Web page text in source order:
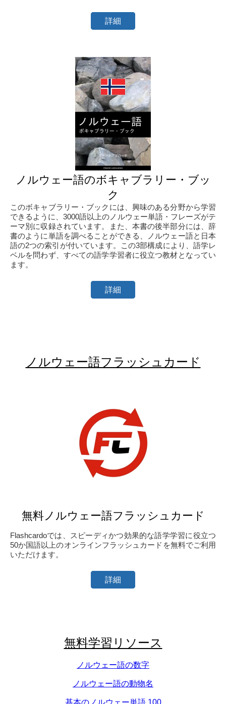
詳細
ノルウェー語のボキャブラリー・ブッ
ク
このボキャブラリー・ブックには、興味のある分野から学習
できるように、3000語以上のノルウェー単語・フレーズがテ
ーマ別に収録されています。また、本書の後半部分には、辞
書のように単語を調べることができる、ノルウェー語と日本
語の2つの索引が付いています。この3部構成により、語学レ
ベルを問わず、すべての語学学習者に役立つ教材となってい
ます。
詳細
ノルウェー語フラッシュカード
無料ノルウェー語フラッシュカード
Flashcardoでは、スピーディかつ効果的な語学学習に役立つ
50か国語以上のオンラインフラッシュカードを無料でご利用
いただけます。
詳細
無料学習リソース
ノルウェー語の数字
ノルウェー語の動物名
基本のノルウェー単語 100